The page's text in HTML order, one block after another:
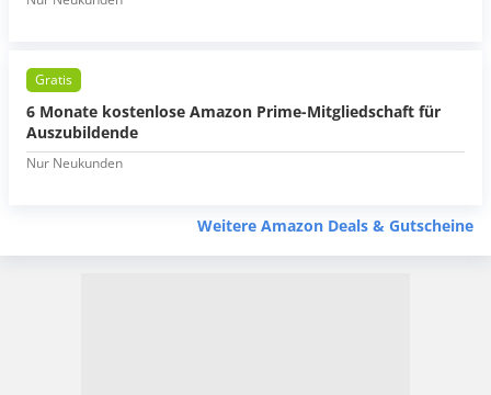
Gratis
6 Monate kostenlose Amazon Prime-Mitgliedschaft für
Auszubildende
Nur Neukunden
Weitere Amazon Deals & Gutscheine